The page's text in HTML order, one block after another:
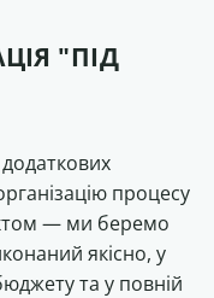
"ПІД
процесу
— ми беремо
якісно, ​​у
та у повній